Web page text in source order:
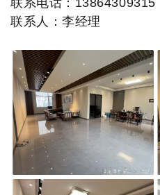
联系人：李经理